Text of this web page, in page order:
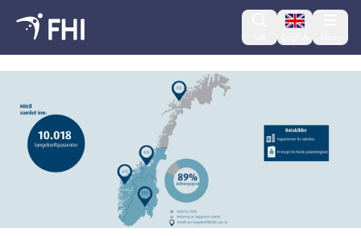
Change
Folkehelseinstituttet